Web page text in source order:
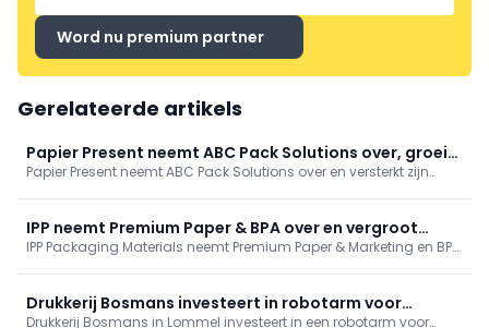
Word nu premium partner
Gerelateerde artikels
Papier Present neemt ABC Pack Solutions over, groeit
in retailverpakkingen
Papier Present neemt ABC Pack Solutions over en versterkt zijn
Merchtem en Gent, behouden het ABC-team, en bouwen met
complementaire expertise capaciteit en aanwezigheid in België
en Frankrijk uit.
IPP neemt Premium Paper & BPA over en vergroot
positie in West-Europa
IPP Packaging Materials neemt Premium Paper & Marketing en BPA
West-Europa. Na integratie gaan alle activiteiten verder onder de
naam IPP Packaging Materials.
Drukkerij Bosmans investeert in robotarm voor
Drukkerij Bosmans in Lommel investeert in een robotarm voor